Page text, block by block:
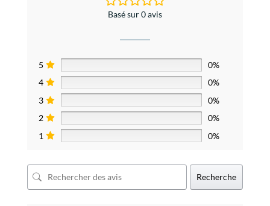
Basé sur 0 avis
5
0%
4
0%
3
0%
2
0%
1
0%
Recherche